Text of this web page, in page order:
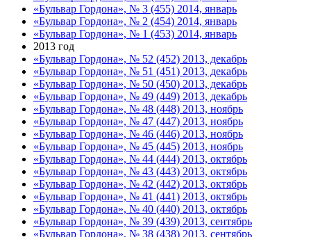
«Бульвар Гордона», № 3 (455) 2014, январь
«Бульвар Гордона», № 2 (454) 2014, январь
«Бульвар Гордона», № 1 (453) 2014, январь
2013 год
«Бульвар Гордона», № 52 (452) 2013, декабрь
«Бульвар Гордона», № 51 (451) 2013, декабрь
«Бульвар Гордона», № 50 (450) 2013, декабрь
«Бульвар Гордона», № 49 (449) 2013, декабрь
«Бульвар Гордона», № 48 (448) 2013, ноябрь
«Бульвар Гордона», № 47 (447) 2013, ноябрь
«Бульвар Гордона», № 46 (446) 2013, ноябрь
«Бульвар Гордона», № 45 (445) 2013, ноябрь
«Бульвар Гордона», № 44 (444) 2013, октябрь
«Бульвар Гордона», № 43 (443) 2013, октябрь
«Бульвар Гордона», № 42 (442) 2013, октябрь
«Бульвар Гордона», № 41 (441) 2013, октябрь
«Бульвар Гордона», № 40 (440) 2013, октябрь
«Бульвар Гордона», № 39 (439) 2013, сентябрь
«Бульвар Гордона», № 38 (438) 2013, сентябрь